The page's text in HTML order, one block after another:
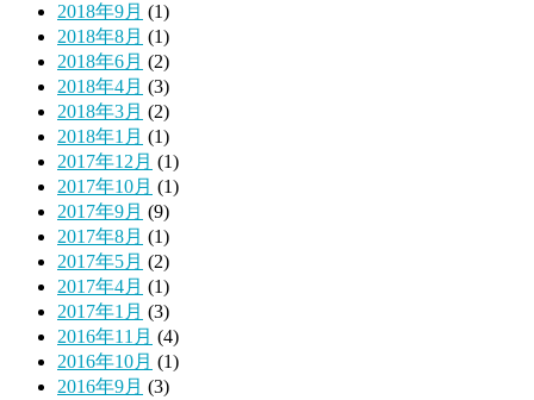
2018年9月 (1)
2018年8月 (1)
2018年6月 (2)
2018年4月 (3)
2018年3月 (2)
2018年1月 (1)
2017年12月 (1)
2017年10月 (1)
2017年9月 (9)
2017年8月 (1)
2017年5月 (2)
2017年4月 (1)
2017年1月 (3)
2016年11月 (4)
2016年10月 (1)
2016年9月 (3)